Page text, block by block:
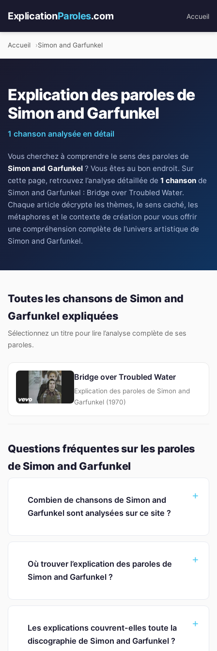
ExplicationParoles.com Accueil
Accueil Simon and Garfunkel
Explication des paroles de
Simon and Garfunkel
1 chanson analysée en détail
Vous cherchez à comprendre le sens des paroles de
Simon and Garfunkel ? Vous êtes au bon endroit. Sur
cette page, retrouvez l’analyse détaillée de 1 chanson de
Simon and Garfunkel : Bridge over Troubled Water.
Chaque article décrypte les thèmes, le sens caché, les
métaphores et le contexte de création pour vous offrir
une compréhension complète de l’univers artistique de
Simon and Garfunkel.
Toutes les chansons de Simon and
Garfunkel expliquées
Sélectionnez un titre pour lire l’analyse complète de ses
paroles.
Bridge over Troubled Water
Explication des paroles de Simon and
Garfunkel (1970)
Questions fréquentes sur les paroles
de Simon and Garfunkel
Combien de chansons de Simon and
Garfunkel sont analysées sur ce site ?
Où trouver l’explication des paroles de
Simon and Garfunkel ?
Les explications couvrent-elles toute la
discographie de Simon and Garfunkel ?